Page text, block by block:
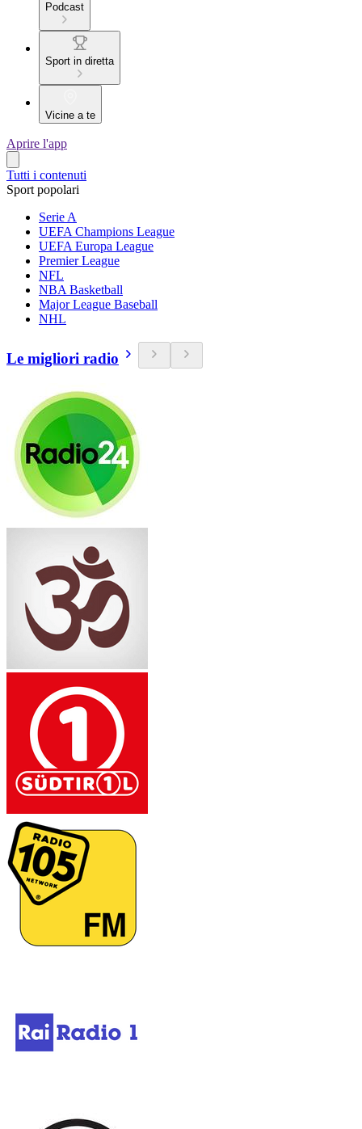
Podcast
Sport in diretta
Vicine a te
Aprire l'app
Tutti i contenuti
Sport popolari
Serie A
UEFA Champions League
UEFA Europa League
Premier League
NFL
NBA Basketball
Major League Baseball
NHL
Le migliori radio